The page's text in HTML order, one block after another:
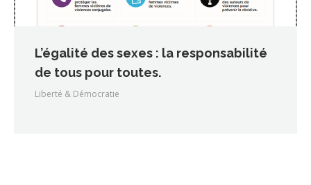
L’égalité des sexes : la responsabilité
de tous pour toutes.
Liberté & Démocratie